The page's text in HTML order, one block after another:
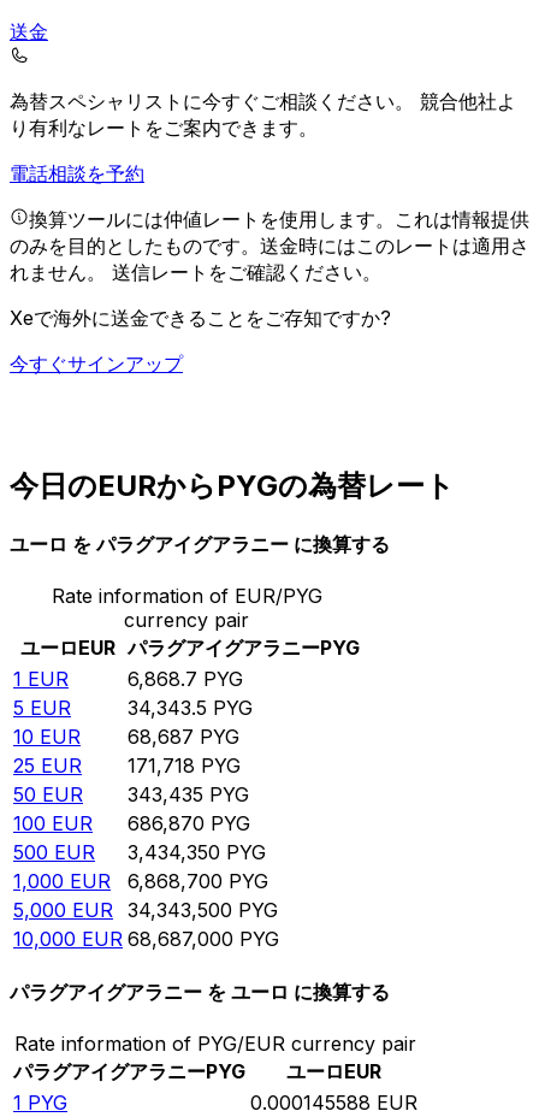
送金
為替スペシャリストに今すぐご相談ください。 競合他社よ
り有利なレートをご案内できます。
電話相談を予約
換算ツールには仲値レートを使用します。これは情報提供
のみを目的としたものです。送金時にはこのレートは適用さ
れません。 送信レートをご確認ください。
Xeで海外に送金できることをご存知ですか?
今すぐサインアップ
今日のEURからPYGの為替レート
ユーロ を パラグアイグアラニー に換算する
Rate information of EUR/PYG
currency pair
ユーロEUR パラグアイグアラニーPYG
1 EUR 6,868.7 PYG
5 EUR 34,343.5 PYG
10 EUR 68,687 PYG
25 EUR 171,718 PYG
50 EUR 343,435 PYG
100 EUR 686,870 PYG
500 EUR 3,434,350 PYG
1,000 EUR 6,868,700 PYG
5,000 EUR 34,343,500 PYG
10,000 EUR 68,687,000 PYG
パラグアイグアラニー を ユーロ に換算する
Rate information of PYG/EUR currency pair
パラグアイグアラニーPYG ユーロEUR
1 PYG 0.000145588 EUR